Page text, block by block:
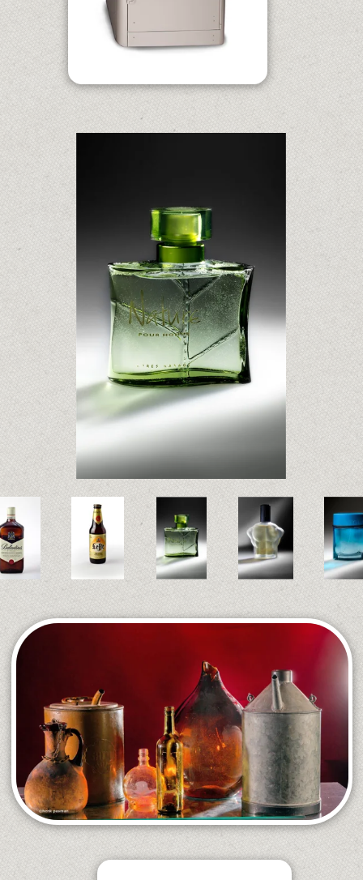
Fotostudio010
Peter Hofland
Harry Otto
Cyano prints
Fotograafhollandslicht
Home
Bedrijfsreportage
Productfoto’s
Fotocursus
Profielfoto’s
Contact
Wie zijn wij
© Henk Pasman 2024